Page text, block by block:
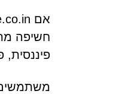
חשיפה
פיננסית,